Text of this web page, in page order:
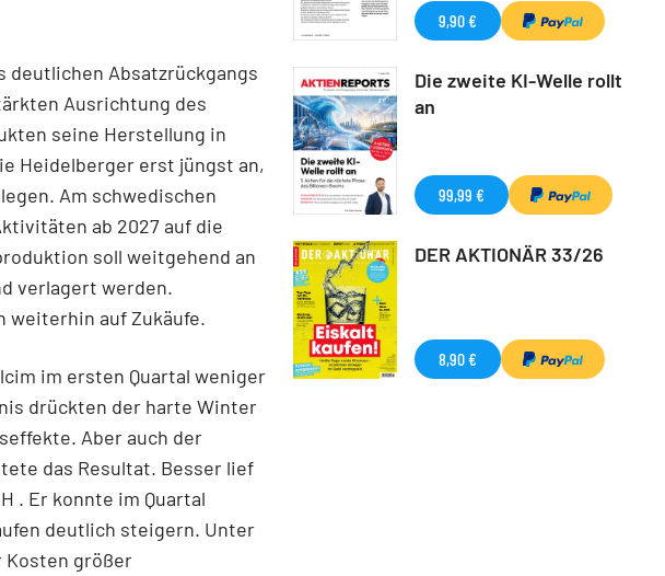
deutlichen Absatzrückgangs
Ausrichtung des
seine Herstellung in
Heidelberger erst jüngst an,
Am schwedischen
ab 2027 auf die
soll weitgehend an
verlagert werden.
weiterhin auf Zukäufe.
im ersten Quartal weniger
drückten der harte Winter
Aber auch der
das Resultat. Besser lief
. Er konnte im Quartal
deutlich steigern. Unter
Kosten größer
9,90 €
Die zweite KI-Welle rollt
an
99,99 €
DER AKTIONÄR 33/26
8,90 €